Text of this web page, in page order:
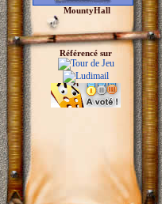
MountyHall
Référencé sur